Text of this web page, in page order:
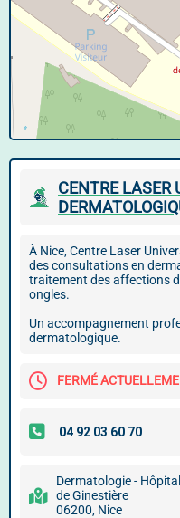
CENTRE LASER
À Nice, Centre Laser
des consultations en
traitement des affections
ongles.
Un accompagnement
dermatologique.
FERMÉ
Dermatologie -
de Ginestière
06200, Nice